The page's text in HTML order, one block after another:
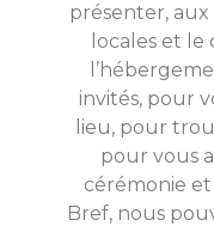
présenter,
locales et le
invités, pour
lieu, pour
pour vous
cérémonie et
Bref, nous